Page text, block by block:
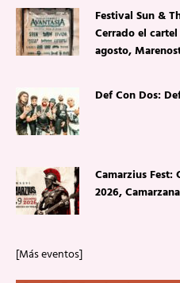
Festival Sun &
Cerrado el
agosto,
Def Con Dos:
Camarzius Fest:
2026,
[Más eventos]